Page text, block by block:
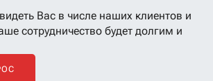
Вас в числе наших клиентов и
сотрудничество будет долгим и